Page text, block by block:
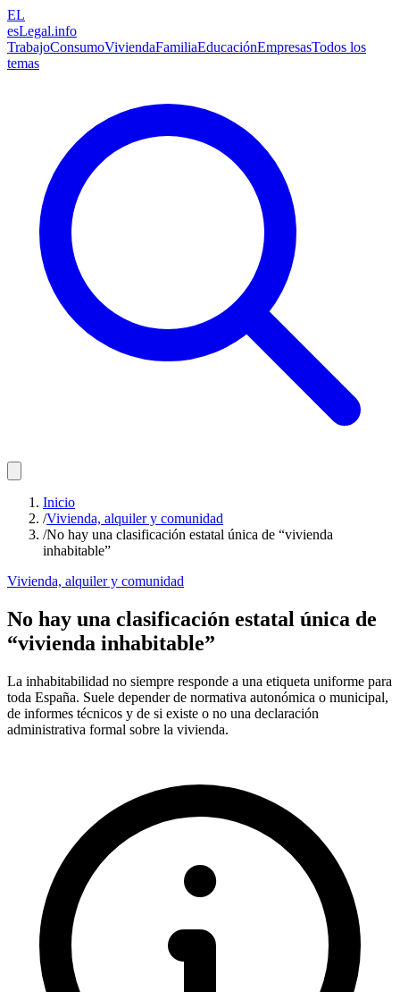
EL
esLegal.info
TrabajoConsumoViviendaFamiliaEducaciónEmpresasTodos los
temas
Inicio
/Vivienda, alquiler y comunidad
/No hay una clasificación estatal única de “vivienda
inhabitable”
Vivienda, alquiler y comunidad
No hay una clasificación estatal única de
“vivienda inhabitable”
La inhabitabilidad no siempre responde a una etiqueta uniforme para
toda España. Suele depender de normativa autonómica o municipal,
de informes técnicos y de si existe o no una declaración
administrativa formal sobre la vivienda.